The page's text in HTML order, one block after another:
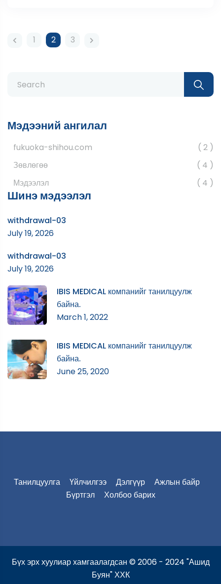
Posts
1 2 3
for:
Мэдээний ангилал
fukuoka-shihou.com
2
Зөвлөгөө
4
Мэдээлэл
4
Шинэ мэдээлэл
withdrawal-03
July 19, 2026
withdrawal-03
July 19, 2026
IBIS MEDICAL компанийг танилцуулж
байна.
March 1, 2022
IBIS MEDICAL компанийг танилцуулж
байна.
June 25, 2020
Танилцуулга Үйлчилгээ Дэлгүүр
Ажлын байр
Бүртгэл
Холбоо барих
Бүх эрх хуулиар хамгаалагдсан © 2006 - 2024 "Ашид
Буян" ХХК